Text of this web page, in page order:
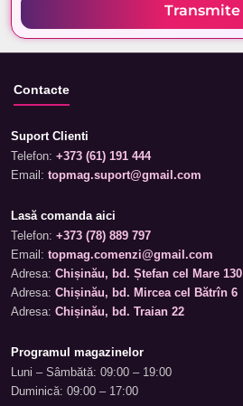
Transmite
Contacte
Suport Clienti
Telefon: +373 (61) 191 444
Email: topmag.suport@gmail.com
Lasă comanda aici
Telefon: +373 (78) 889 797
Email: topmag.comenzi@gmail.com
Adresa: Chișinău, bd. Ștefan cel Mare 130
Adresa: Chișinău, bd. Mircea cel Bătrîn 6
Adresa: Chișinău, bd. Traian 22
Programul magazinelor
Luni – Sâmbătă: 09:00 – 19:00
Duminică: 09:00 – 17:00